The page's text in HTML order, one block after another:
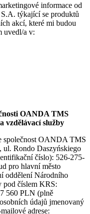
informace od
týkající se produktů
akcí, které mi budou
uvedl/a v:
OANDA TMS
vzdělávací služby
společnost OANDA TMS
ul. Rondo Daszyńskiego
číslo): 526-275-
pro hlavní město
oddělení Národního
pod číslem KRS:
560 PLN (plně
údajů jmenovaný
adrese: